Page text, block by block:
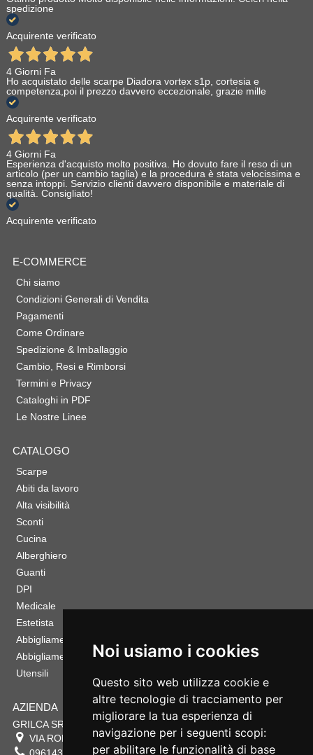
Noi usiamo i cookies
Questo sito web utilizza cookie e
altre tecnologie di tracciamento per
migliorare la tua esperienza di
navigazione per i seguenti scopi:
per abilitare le funzionalità di base
spedizione
Acquirente verificato
4 Giorni Fa
Ho acquistato delle scarpe Diadora vortex s1p, cortesia e
competenza,poi il prezzo davvero eccezionale, grazie mille
Acquirente verificato
4 Giorni Fa
Esperienza d'acquisto molto positiva. Ho dovuto fare il reso di un
articolo (per un cambio taglia) e la procedura è stata velocissima e
senza intoppi. Servizio clienti davvero disponibile e materiale di
qualità. Consigliato!
Acquirente verificato
E-COMMERCE
Chi siamo
Condizioni Generali di Vendita
Pagamenti
Come Ordinare
Spedizione & Imballaggio
Cambio, Resi e Rimborsi
Termini e Privacy
Cataloghi in PDF
Le Nostre Linee
CATALOGO
Scarpe
Abiti da lavoro
Alta visibilità
Sconti
Cucina
Alberghiero
Guanti
DPI
Medicale
Estetista
Abbigliamento Sportivo
Abbigliamento Bambino
Utensili
AZIENDA
GRILCA SRL
VIA ROMA 180 88054 SERSALE CZ